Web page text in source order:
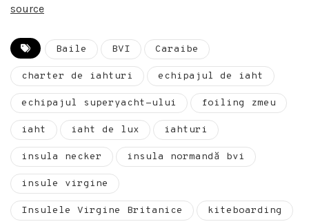
source
Baile BVI Caraibe
charter de iahturi echipajul de iaht
echipajul superyacht-ului foiling zmeu
iaht iaht de lux iahturi
insula necker insula normandă bvi
insule virgine
Insulele Virgine Britanice kiteboarding